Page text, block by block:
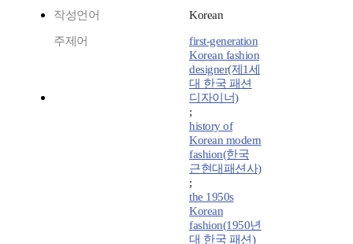
작성언어 Korean
주제어
first-generation
Korean fashion
designer(제1세
대 한국 패션
디자이너)
;
history of
Korean modern
fashion(한국
근현대패션사)
;
the 1950s
Korean
fashion(1950년
대 한국 패션)